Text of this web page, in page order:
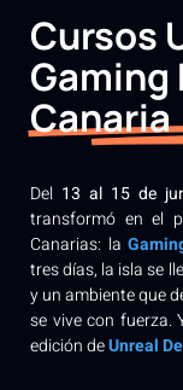
Cursos
Gaming
Canaria
Del 13 al 15 de
transformó en el
Canarias: la
tres días, la isla se
y un ambiente que
se vive con fuerza.
edición deUnreal